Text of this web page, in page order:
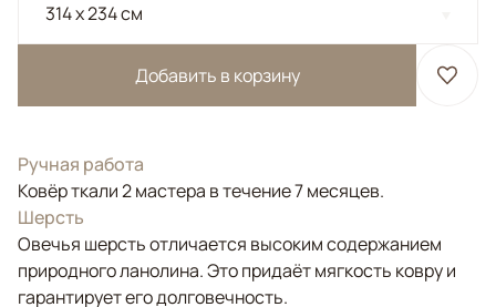
314 x 234 см
Добавить в корзину
Ручная работа
Ковёр ткали 2 мастера в течение 7 месяцев.
Шерсть
Овечья шерсть отличается высоким содержанием
природного ланолина. Это придаёт мягкость ковру и
гарантирует его долговечность.